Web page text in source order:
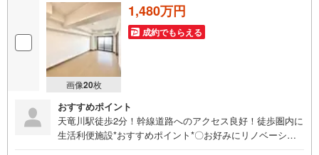
画像20枚
1,480万円
成約でもらえる
おすすめポイント
天竜川駅徒歩2分！幹線道路へのアクセス良好！徒歩圏内に
生活利便施設*おすすめポイント*〇お好みにリノベーショ